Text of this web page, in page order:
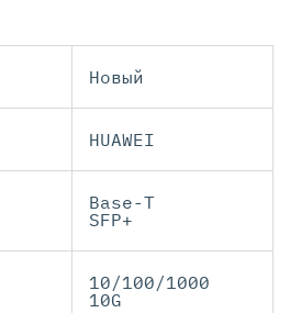
Новый
HUAWEI
Base-T
SFP+
10/100/1000
10G